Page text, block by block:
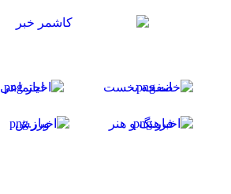
صفحه نخست اجتماعی
فرهنگ و هنر ورزش